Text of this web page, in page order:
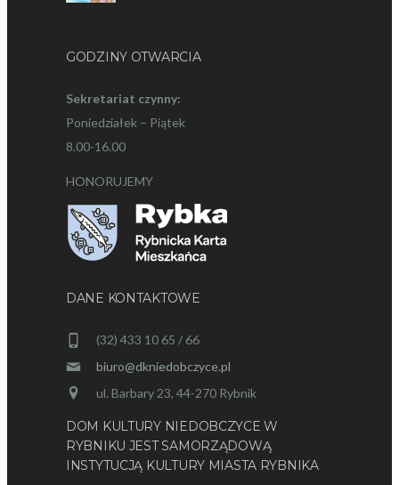
GODZINY OTWARCIA
Sekretariat czynny:
Poniedziałek – Piątek
8.00-16.00
HONORUJEMY
DANE KONTAKTOWE
(32) 433 10 65 / 66
biuro@dkniedobczyce.pl
ul. Barbary 23, 44-270 Rybnik
DOM KULTURY NIEDOBCZYCE W
RYBNIKU JEST SAMORZĄDOWĄ
INSTYTUCJĄ KULTURY MIASTA RYBNIKA